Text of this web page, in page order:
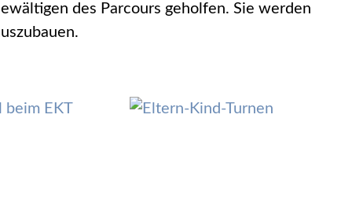
des Parcours geholfen. Sie werden